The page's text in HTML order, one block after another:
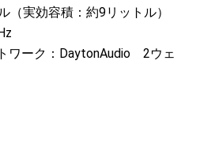
（実効容積：約9リットル）
ワーク：DaytonAudio 2ウェ